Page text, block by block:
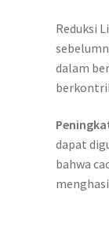
Reduksi
dalam
dapat
bahwa